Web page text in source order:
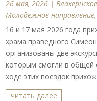
26 мая, 2026 |
Молодёжное направление
16 и 17 мая 2026 года
храма праведного
организованы две
которым смогли в общей
ходе этих поездок
читать далее